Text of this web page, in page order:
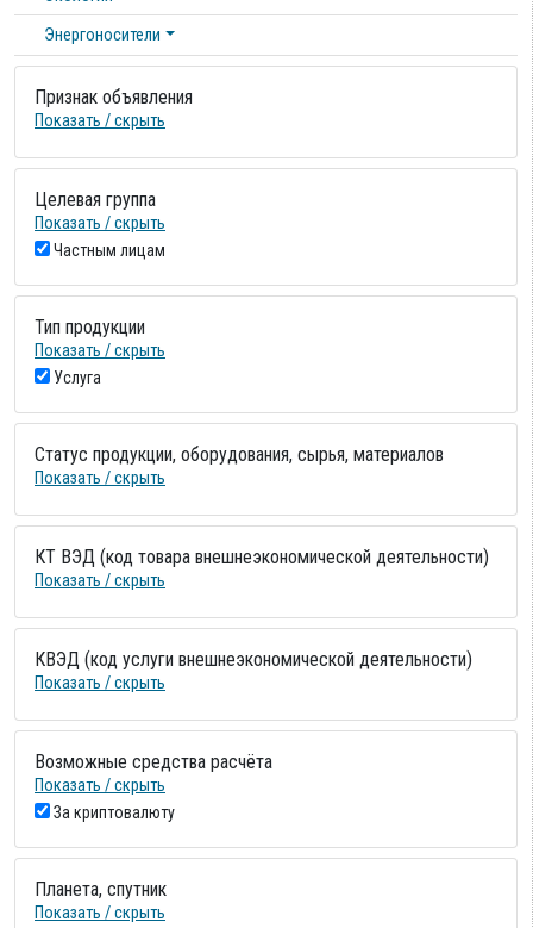
Энергоносители
Признак объявления
Показать / скрыть
Целевая группа
Показать / скрыть
Частным лицам
Тип продукции
Показать / скрыть
Услуга
Статус продукции, оборудования, сырья, материалов
Показать / скрыть
КТ ВЭД (код товара внешнеэкономической деятельности)
Показать / скрыть
КВЭД (код услуги внешнеэкономической деятельности)
Показать / скрыть
Возможные средства расчёта
Показать / скрыть
За криптовалюту
Планета, спутник
Показать / скрыть